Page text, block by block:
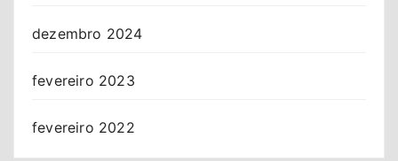
dezembro 2024
fevereiro 2023
fevereiro 2022